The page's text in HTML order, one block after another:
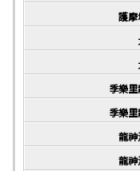
護摩
季樂
季樂
龍神
龍神